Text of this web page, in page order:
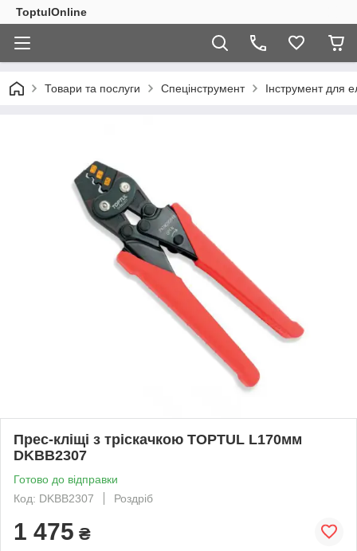
ToptulOnline
Товари та послуги Спецінструмент Інструмент для
Прес-кліщі з тріскачкою TOPTUL L170мм
DKBB2307
Готово до відправки
Код: DKBB2307
Роздріб
1 475 ₴